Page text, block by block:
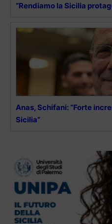
“Rendiamo la Sicilia
Anas, Schifani: “Forte
Sicilia”